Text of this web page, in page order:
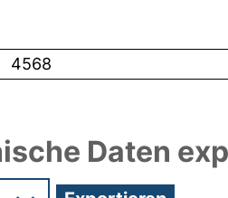
4568
Daten